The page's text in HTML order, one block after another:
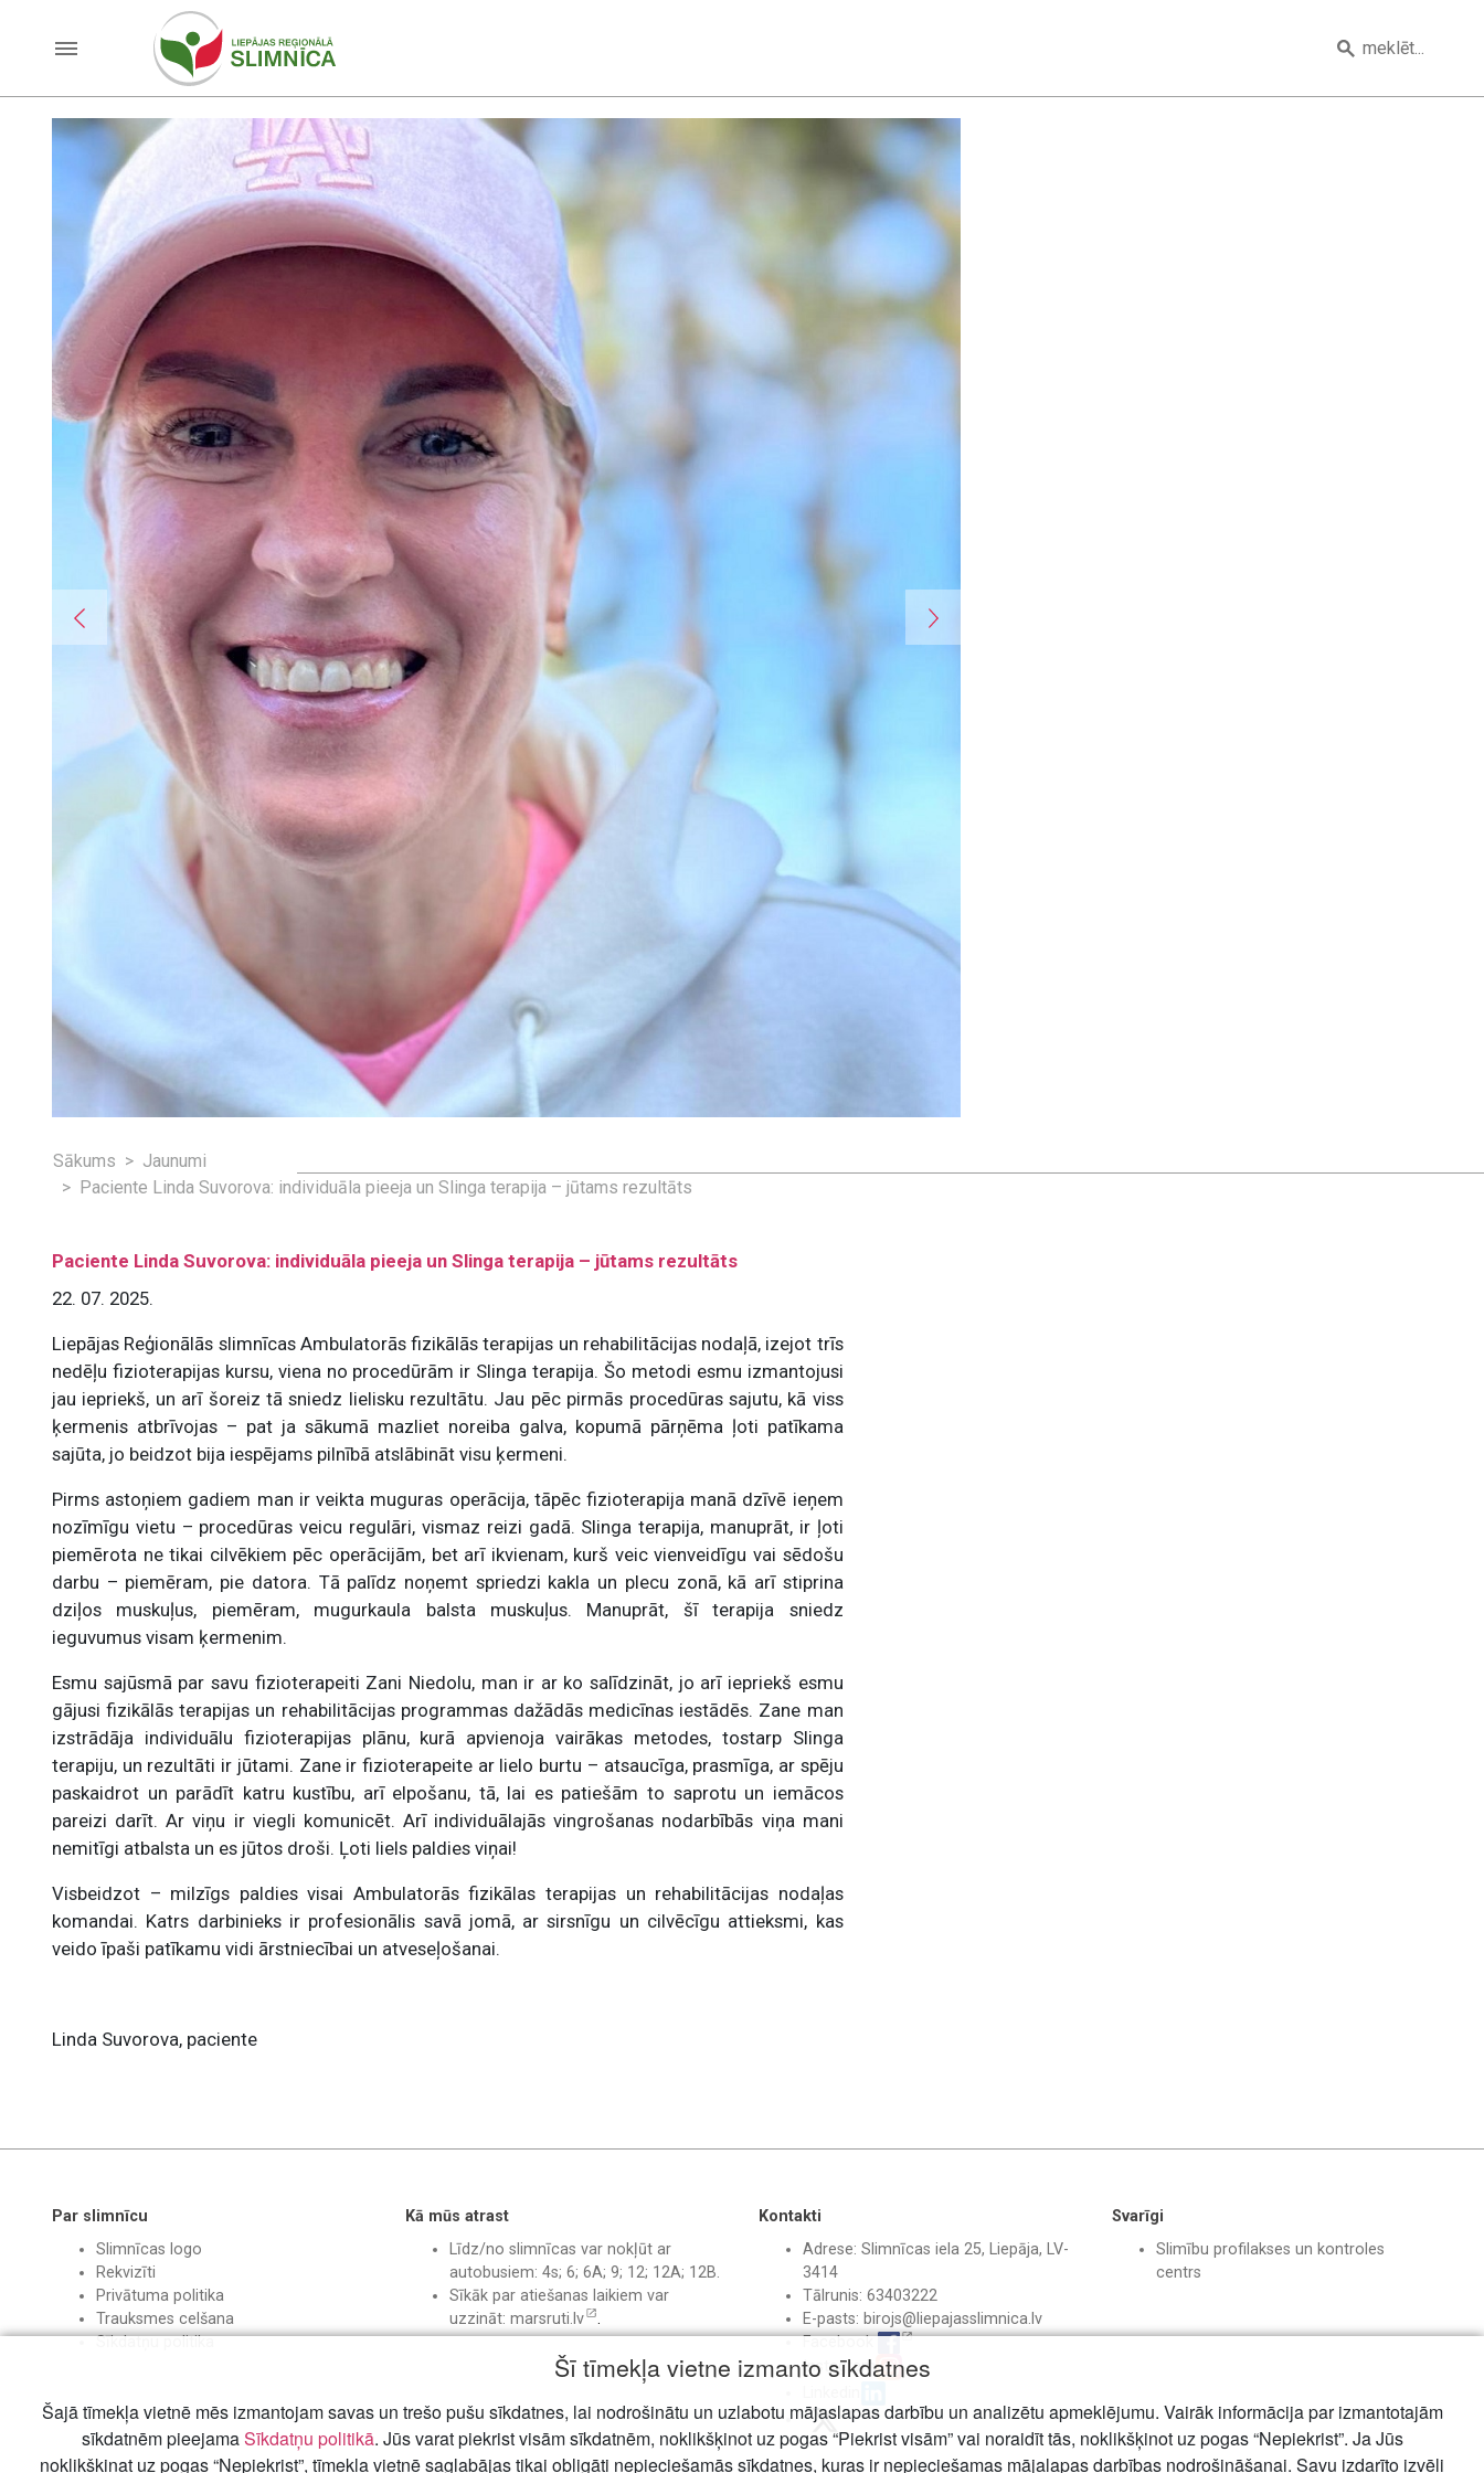
Sākums
Jaunumi
Paciente Linda Suvorova: individuāla pieeja un Slinga terapija – jūtams rezultāts
Paciente Linda Suvorova: individuāla pieeja un Slinga terapija – jūtams rezultāts
22. 07. 2025.
Liepājas Reģionālās slimnīcas Ambulatorās fizikālās terapijas un rehabilitācijas nodaļā, izejot trīs
nedēļu fizioterapijas kursu, viena no procedūrām ir Slinga terapija. Šo metodi esmu izmantojusi
jau iepriekš, un arī šoreiz tā sniedz lielisku rezultātu. Jau pēc pirmās procedūras sajutu, kā viss
ķermenis atbrīvojas – pat ja sākumā mazliet noreiba galva, kopumā pārņēma ļoti patīkama
sajūta, jo beidzot bija iespējams pilnībā atslābināt visu ķermeni.
Pirms astoņiem gadiem man ir veikta muguras operācija, tāpēc fizioterapija manā dzīvē ieņem
nozīmīgu vietu – procedūras veicu regulāri, vismaz reizi gadā. Slinga terapija, manuprāt, ir ļoti
piemērota ne tikai cilvēkiem pēc operācijām, bet arī ikvienam, kurš veic vienveidīgu vai sēdošu
darbu – piemēram, pie datora. Tā palīdz noņemt spriedzi kakla un plecu zonā, kā arī stiprina
dziļos muskuļus, piemēram, mugurkaula balsta muskuļus. Manuprāt, šī terapija sniedz
ieguvumus visam ķermenim.
Esmu sajūsmā par savu fizioterapeiti Zani Niedolu, man ir ar ko salīdzināt, jo arī iepriekš esmu
gājusi fizikālās terapijas un rehabilitācijas programmas dažādās medicīnas iestādēs. Zane man
izstrādāja individuālu fizioterapijas plānu, kurā apvienoja vairākas metodes, tostarp Slinga
terapiju, un rezultāti ir jūtami. Zane ir fizioterapeite ar lielo burtu – atsaucīga, prasmīga, ar spēju
paskaidrot un parādīt katru kustību, arī elpošanu, tā, lai es patiešām to saprotu un iemācos
pareizi darīt. Ar viņu ir viegli komunicēt. Arī individuālajās vingrošanas nodarbībās viņa mani
nemitīgi atbalsta un es jūtos droši. Ļoti liels paldies viņai!
Visbeidzot – milzīgs paldies visai Ambulatorās fizikālas terapijas un rehabilitācijas nodaļas
komandai. Katrs darbinieks ir profesionālis savā jomā, ar sirsnīgu un cilvēcīgu attieksmi, kas
veido īpaši patīkamu vidi ārstniecībai un atveseļošanai.
Linda Suvorova, paciente
Par slimnīcu
Slimnīcas logo
Rekvizīti
Privātuma politika
Trauksmes celšana
Sīkdatņu politika
Kā mūs atrast
Līdz/no slimnīcas var nokļūt ar
autobusiem: 4s; 6; 6A; 9; 12; 12A; 12B.
Sīkāk par atiešanas laikiem var
uzzināt: marsruti.lv .
Kontakti
Adrese: Slimnīcas iela 25, Liepāja, LV-
3414
Tālrunis: 63403222
E-pasts: birojs@liepajasslimnica.lv
Facebook
Instagram
Svarīgi
Slimību profilakses un kontroles
centrs
Šī tīmekļa vietne izmanto sīkdatnes
Šajā tīmekļa vietnē mēs izmantojam savas un trešo pušu sīkdatnes, lai nodrošinātu un uzlabotu mājaslapas darbību un analizētu apmeklējumu. Vairāk informācija par izmantotajām
sīkdatnēm pieejamaSīkdatņu politikā. Jūs varat piekrist visām sīkdatnēm, noklikšķinot uz pogas “Piekrist visām” vai noraidīt tās, noklikšķinot uz pogas “Nepiekrist”. Ja Jūs
noklikšķinat uz pogas “Nepiekrist”, tīmekļa vietnē saglabājas tikai obligāti nepieciešamās sīkdatnes, kuras ir nepieciešamas mājalapas darbības nodrošināšanai. Savu izdarīto izvēli